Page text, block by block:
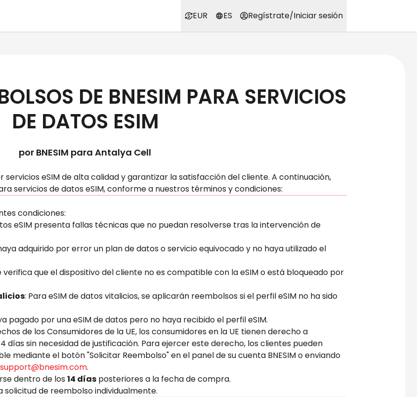
EUR ES Regístrate/Iniciar sesión
DE BNESIM PARA SERVICIOS
DE DATOS ESIM
por BNESIM para Antalya Cell
servicios eSIM de alta calidad y garantizar la satisfacción del cliente. A continuación,
servicios de datos eSIM, conforme a nuestros términos y condiciones:
condiciones:
eSIM presenta fallas técnicas que no puedan resolverse tras la intervención de
adquirido por error un plan de datos o servicio equivocado y no haya utilizado el
verifica que el dispositivo del cliente no es compatible con la eSIM o está bloqueado por
: Para eSIM de datos vitalicios, se aplicarán reembolsos si el perfil eSIM no ha sido
pagado por una eSIM de datos pero no haya recibido el perfil eSIM.
de los Consumidores de la UE, los consumidores en la UE tienen derecho a
sin necesidad de justificación. Para ejercer este derecho, los clientes pueden
mediante el botón "Solicitar Reembolso" en el panel de su cuenta BNESIM o enviando
support@bnesim.com.
dentro de los14 días posteriores a la fecha de compra.
solicitud de reembolso individualmente.